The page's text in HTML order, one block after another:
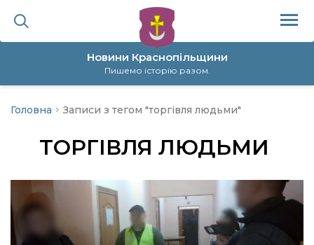
Новини Краснопільщини
Пишемо історію разом.
політика
Головна Записи з тегом "торгівля людьми"
ТОРГІВЛЯ ЛЮДЬМИ